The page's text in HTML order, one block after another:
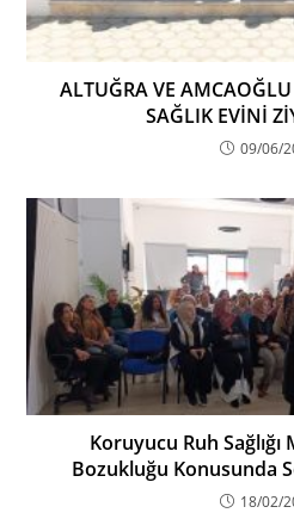
ALTUĞRA VE
SAĞLIK EVİNİ
09/06/
Koruyucu Ruh Sağlığı
Bozukluğu Konusunda
18/02/